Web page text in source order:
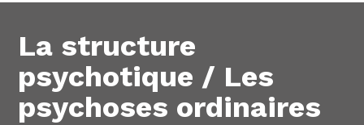
La structure
psychotique / Les
psychoses ordinaires